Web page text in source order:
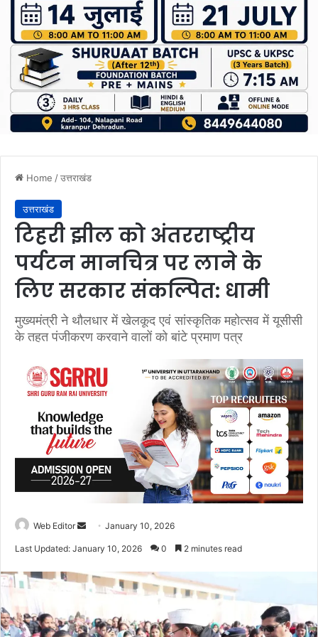
Home /उत्तराखंड
उत्तराखंड
टिहरी झील को अंतरराष्ट्रीय
पर्यटन मानचित्र पर लाने के
लिए सरकार संकल्पित: धामी
मुख्यमंत्री ने थौलधार में खेलकूद एवं सांस्कृतिक महोत्सव में यूसीसी
के तहत पंजीकरण करवाने वालों को बांटे प्रमाण पत्र
Web Editor
d
a
e
January 10, 2026
Last Updated: January 10, 2026 0 2 minutes read